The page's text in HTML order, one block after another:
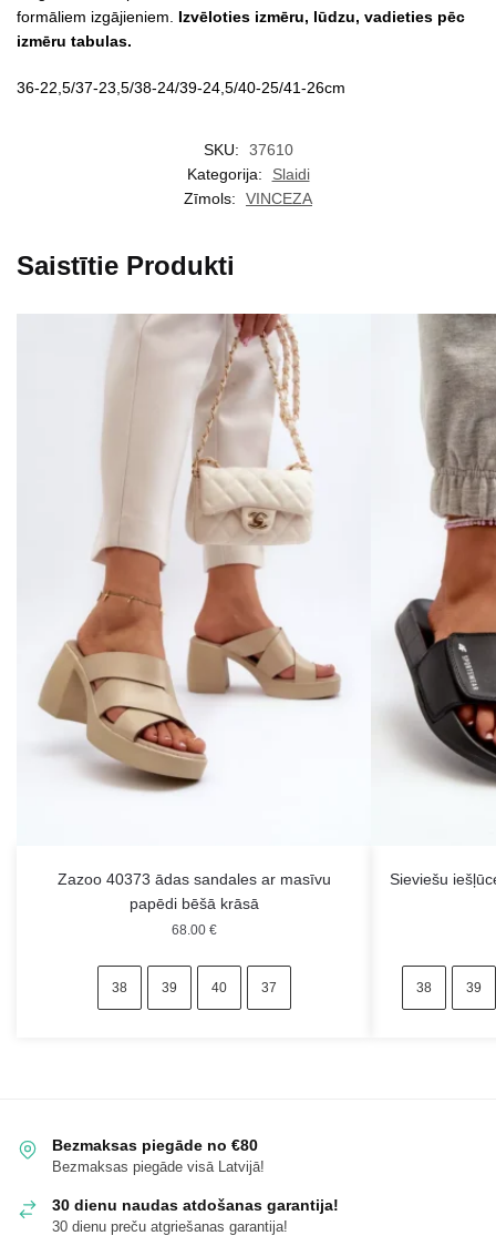
formāliem izgājieniem. Izvēloties izmēru, lūdzu, vadieties pēc
izmēru tabulas.
36-22,5/37-23,5/38-24/39-24,5/40-25/41-26cm
SKU:
37610
Kategorija:
Slaidi
Zīmols:
VINCEZA
Saistītie Produkti
Zazoo 40373 ādas sandales ar masīvu
papēdi bēšā krāsā
68.00 €
38 39 40 37
Sieviešu
38 39
Bezmaksas piegāde no €80
Bezmaksas piegāde visā Latvijā!
30 dienu naudas atdošanas garantija!
30 dienu preču atgriešanas garantija!